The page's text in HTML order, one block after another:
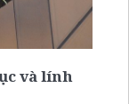
và lính